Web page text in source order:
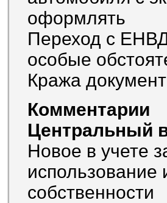
оформлять
Переход с
особые
Кража
Комментарии
Центральный
Новое в учете
использование
собственности